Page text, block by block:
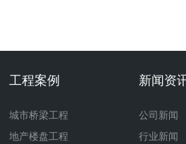
工程案例
城市桥梁工程
地产楼盘工程
新闻资
公司新闻
行业新闻